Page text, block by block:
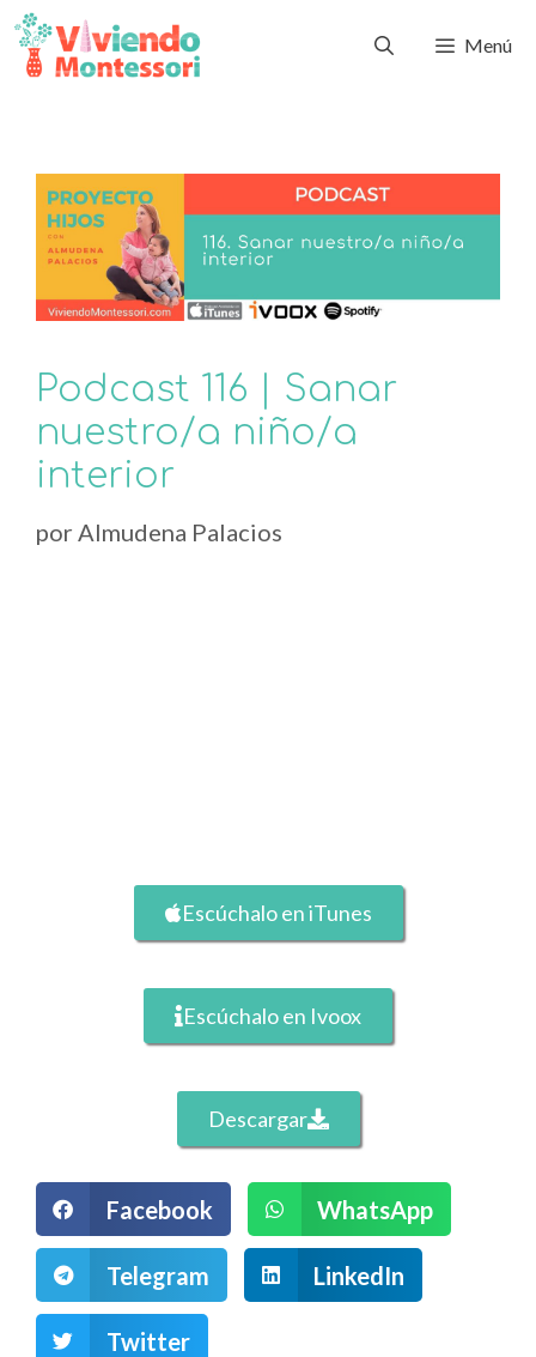
Menú
Podcast 116 | Sanar
nuestro/a niño/a
interior
por Almudena Palacios
Escúchalo en iTunes
Escúchalo en Ivoox
Descargar
Facebook WhatsApp
Telegram LinkedIn
Twitter